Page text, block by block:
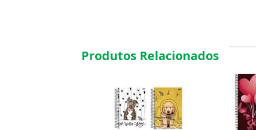
Produtos Relacionados